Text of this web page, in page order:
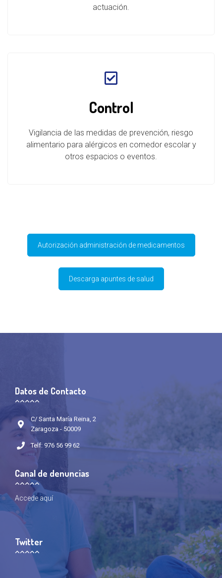
actuación.
Control
Vigilancia de las medidas de prevención, riesgo
alimentario para alérgicos en comedor escolar y
otros espacios o eventos.
Autorización administración de medicamentos
Descarga apuntes de salud
Datos de Contacto
C/ Santa María Reina, 2
Zaragoza - 50009
Telf: 976 56 99 62
Canal de denuncias
Accede aquí
Twitter